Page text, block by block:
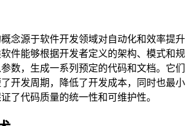
念源于软件开发领域对自动化和效率提升
件能够根据开发者定义的架构、模式和规
数，生成一系列预定的代码和文档。它们
开发周期，降低了开发成本，同时也最小
了代码质量的统一性和可维护性。